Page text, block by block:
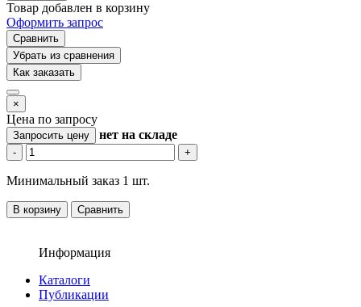
Товар добавлен в корзину
Оформить запрос
Сравнить
Убрать из сравнения
Как заказать
×
Цена по запросу
Запросить цену нет на складе
- +
Минимальный заказ 1 шт.
В корзину Сравнить
Информация
Каталоги
Публикации